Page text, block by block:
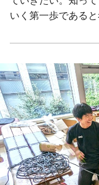
いく第一歩である